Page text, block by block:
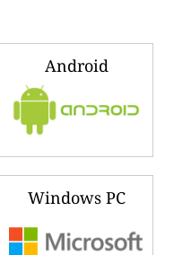
Android
Windows PC